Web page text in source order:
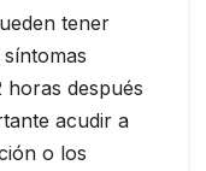
tener
después
acudir a
o los